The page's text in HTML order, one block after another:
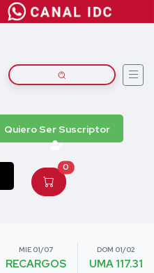
Quiero Ser Suscriptor
0
MIE 01/07
RECARGOS
DOM 01/02
UMA 117.31